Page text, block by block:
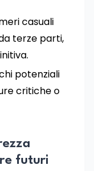
casuali
terze parti,
potenziali
critiche o
futuri